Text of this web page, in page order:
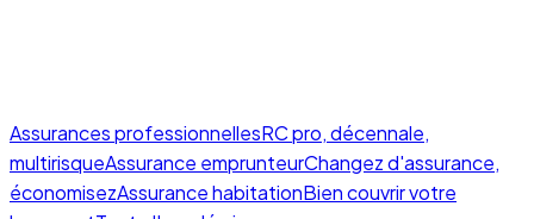
Assurances professionnellesRC pro, décennale,
multirisqueAssurance emprunteurChangez d'assurance,
économisezAssurance habitationBien couvrir votre